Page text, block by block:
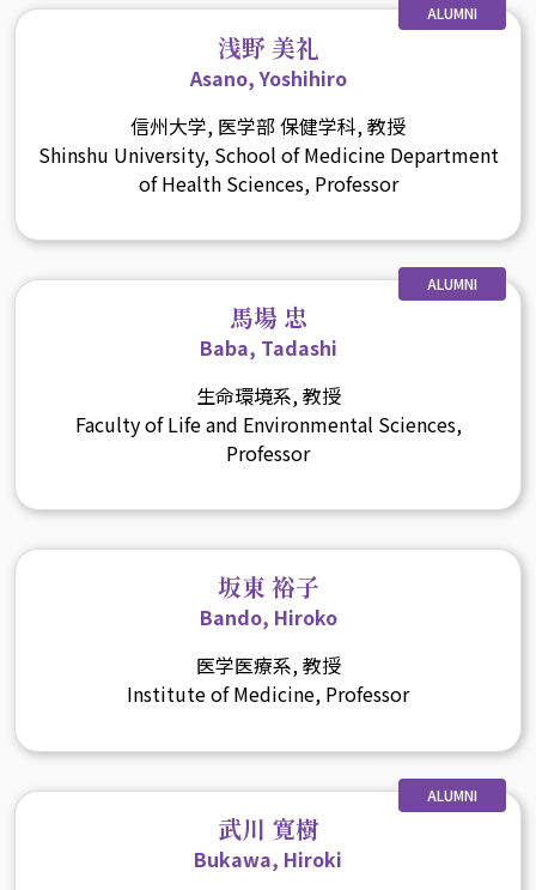
ALUMNI
浅野 美礼
Asano, Yoshihiro
信州大学, 医学部 保健学科, 教授
Shinshu University, School of Medicine Department
of Health Sciences, Professor
ALUMNI
馬場 忠
Baba, Tadashi
生命環境系, 教授
Faculty of Life and Environmental Sciences,
Professor
坂東 裕子
Bando, Hiroko
医学医療系, 教授
Institute of Medicine, Professor
ALUMNI
武川 寛樹
Bukawa, Hiroki